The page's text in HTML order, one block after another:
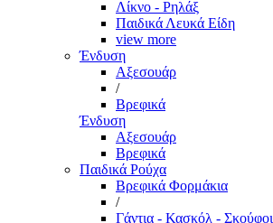
Λίκνο - Ρηλάξ
Παιδικά Λευκά Είδη
view more
Ένδυση
Αξεσουάρ
/
Βρεφικά
Ένδυση
Αξεσουάρ
Βρεφικά
Παιδικά Ρούχα
Βρεφικά Φορμάκια
/
Γάντια - Κασκόλ - Σκούφοι